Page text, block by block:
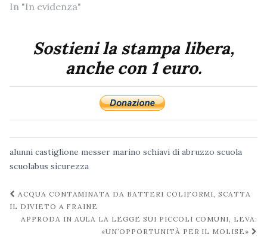
In "In evidenza"
Sostieni la stampa libera,
anche con 1 euro.
alunni castiglione messer marino schiavi di abruzzo scuola
scuolabus sicurezza
Navigazione
post
ACQUA CONTAMINATA DA BATTERI COLIFORMI, SCATTA
IL DIVIETO A FRAINE
APPRODA IN AULA LA LEGGE SUI PICCOLI COMUNI, LEVA:
«UN’OPPORTUNITÀ PER IL MOLISE»